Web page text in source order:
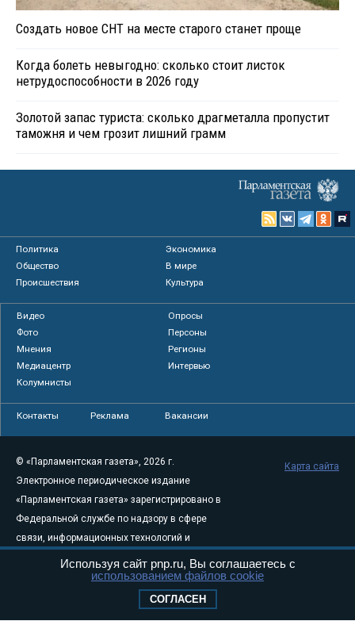
Создать новое СНТ на месте старого станет проще
Когда болеть невыгодно: сколько стоит листок
нетрудоспособности в 2026 году
Золотой запас туриста: сколько драгметалла пропустит
таможня и чем грозит лишний грамм
Политика
Экономика
Общество
В мире
Происшествия
Культура
Видео
Опросы
Фото
Персоны
Мнения
Регионы
Медиацентр
Интервью
Колумнисты
Контакты Реклама Вакансии
© «Парламентская газета», 2026 г.
Электронное периодическое издание
«Парламентская газета» зарегистрировано в
Федеральной службе по надзору в сфере
связи, информационных технологий и
августа 2011 года. 18+
Свидетельство о регистрации Эл № ФС77-
Карта сайта
Используя сайт pnp.ru, Вы соглашаетесь с
использованием файлов cookie
СОГЛАСЕН